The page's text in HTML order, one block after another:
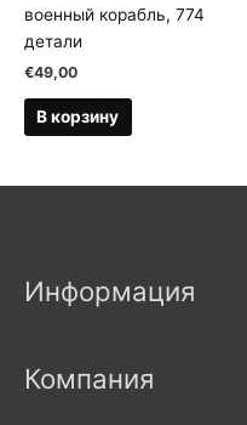
военный корабль, 774
детали
€49,00
В корзину
Информация
Компания